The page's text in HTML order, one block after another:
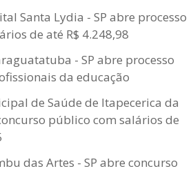
Santa Lydia - SP abre processo
de até R$ 4.248,98
- SP abre processo
da educação
de Saúde de Itapecerica da
público com salários de
das Artes - SP abre concurso